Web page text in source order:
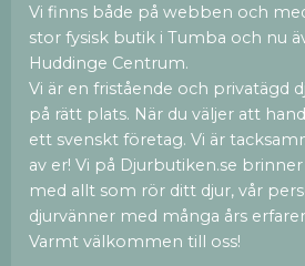
Vi finns både på webben och
stor fysisk butik i Tumba och nu
Huddinge Centrum.
Vi är en fristående och privatägd
på rätt plats. När du väljer att
ett svenskt företag. Vi är
av er! Vi på Djurbutiken.se
med allt som rör ditt djur, vår
djurvänner med många års
Varmt välkommen till oss!